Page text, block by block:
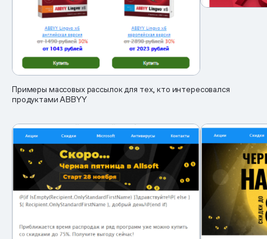
Примеры массовых рассылок для тех, кто интересовался
продуктами ABBYY